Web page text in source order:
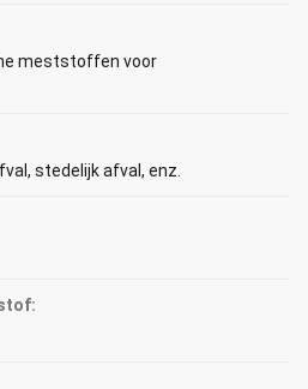
meststoffen voor
stedelijk afval, enz.